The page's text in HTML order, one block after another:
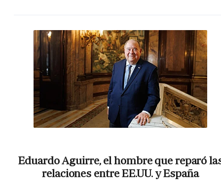
Eduardo Aguirre, el hombre que reparó
relaciones entre EE.UU. y España